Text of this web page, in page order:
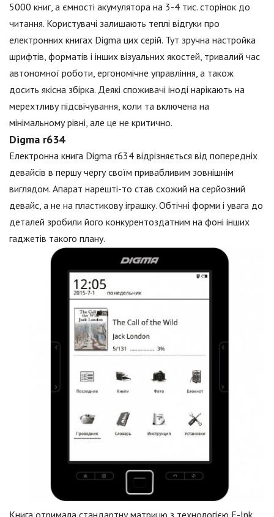
5000 книг, а ємності акумулятора на 3-4 тис. сторінок до
читання. Користувачі залишають теплі відгуки про
електронних книгах Digma цих серій. Тут зручна настройка
шрифтів, форматів і інших візуальних якостей, тривалий час
автономної роботи, ергономічне управління, а також
досить якісна збірка. Деякі споживачі іноді нарікають на
мерехтливу підсвічування, коли та включена на
мінімальному рівні, але це не критично.
Digma r634
Електронна книга Digma r634 відрізняється від попередніх
девайсів в першу чергу своїм привабливим зовнішнім
виглядом. Апарат нарешті-то став схожий на серйозний
девайс, а не на пластикову іграшку. Обтічні форми і увага до
деталей зробили його конкурентоздатним на фоні інших
гаджетів такого плану.
Книга отримала стандартну матрицю з технологією E-Ink